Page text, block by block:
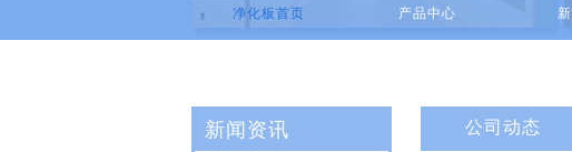
净化板首页 产品中心
新闻资讯 公司动态